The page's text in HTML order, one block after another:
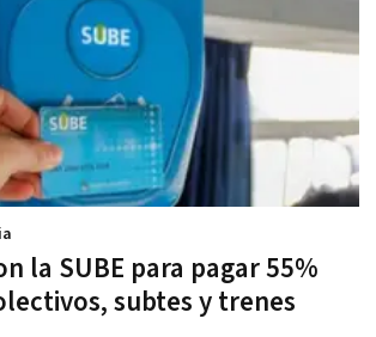
la SUBE para pagar 55%
subtes y trenes